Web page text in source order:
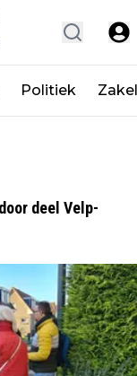
Politiek
deel Velp-